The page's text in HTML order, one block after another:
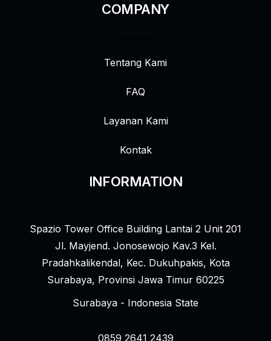
COMPANY
Tentang Kami
FAQ
Layanan Kami
Kontak
INFORMATION
Spazio Tower Office Building Lantai 2 Unit 201
Jl. Mayjend. Jonosewojo Kav.3 Kel.
Pradahkalikendal, Kec. Dukuhpakis, Kota
Surabaya, Provinsi Jawa Timur 60225
Surabaya - Indonesia State
0859 2641 2439